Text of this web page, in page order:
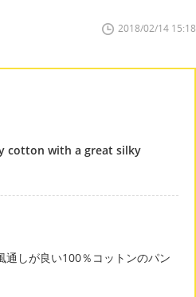
2018/02/14 15:18
cotton with a great silky
しが良い100％コットンのパン